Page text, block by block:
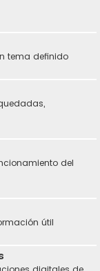
tema definido
del
útil